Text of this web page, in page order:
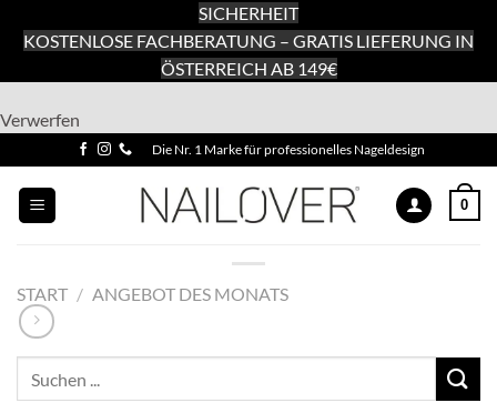
SICHERHEIT
KOSTENLOSE FACHBERATUNG – GRATIS LIEFERUNG IN
ÖSTERREICH AB 149€
Verwerfen
Inhalt
Inhalt
springen
Die Nr. 1 Marke für professionelles Nageldesign
0
START / ANGEBOT DES MONATS